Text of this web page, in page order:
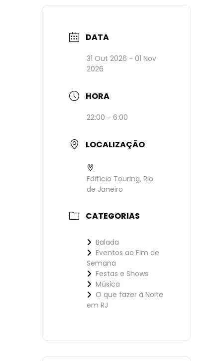
DATA
31 Out 2026 - 01 Nov
2026
HORA
22:00 - 6:00
LOCALIZAÇÃO
Edifício Touring, Rio
de Janeiro
CATEGORIAS
Balada
Eventos ao Fim de
Semana
Festas e Shows
Música
O que fazer à Noite
em RJ